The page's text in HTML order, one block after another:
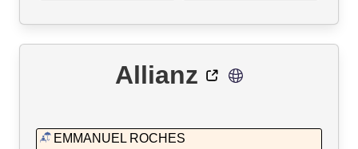
Allianz
EMMANUEL ROCHES